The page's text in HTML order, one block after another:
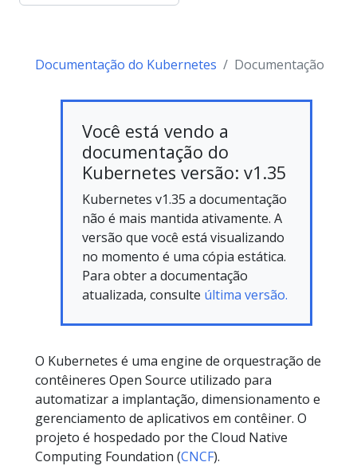
Documentação do Kubernetes Documentação
Você está vendo a
documentação do
Kubernetes versão: v1.35
Kubernetes v1.35 a documentação
não é mais mantida ativamente. A
versão que você está visualizando
no momento é uma cópia estática.
Para obter a documentação
atualizada, consulte última versão.
O Kubernetes é uma engine de orquestração de
contêineres Open Source utilizado para
automatizar a implantação, dimensionamento e
gerenciamento de aplicativos em contêiner. O
projeto é hospedado por the Cloud Native
Computing Foundation (CNCF).